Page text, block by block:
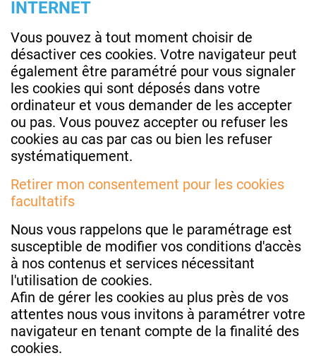
INTERNET
Vous pouvez à tout moment choisir de
désactiver ces cookies. Votre navigateur peut
également être paramétré pour vous signaler
les cookies qui sont déposés dans votre
ordinateur et vous demander de les accepter
ou pas. Vous pouvez accepter ou refuser les
cookies au cas par cas ou bien les refuser
systématiquement.
Retirer mon consentement pour les cookies
facultatifs
Nous vous rappelons que le paramétrage est
susceptible de modifier vos conditions d'accès
à nos contenus et services nécessitant
l'utilisation de cookies.
Afin de gérer les cookies au plus près de vos
attentes nous vous invitons à paramétrer votre
navigateur en tenant compte de la finalité des
cookies.